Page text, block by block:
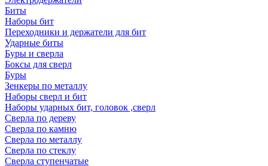
Биты
Наборы бит
Переходники и держатели для бит
Ударные биты
Буры и сверла
Боксы для сверл
Буры
Зенкеры по металлу
Наборы сверл и бит
Наборы ударных бит, головок ,сверл
Сверла по дереву
Сверла по камню
Сверла по металлу
Сверла по стеклу
Сверла ступенчатые